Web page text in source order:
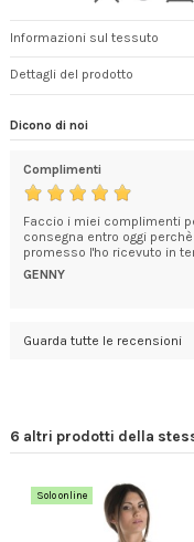
Informazioni sul tessuto
Dettagli del prodotto
Dicono di noi
Complimenti
Faccio i miei complimenti
consegna entro oggi
promesso l'ho ricevuto in
GENNY
Guarda tutte le recensioni
6 altri prodotti della
Solo online